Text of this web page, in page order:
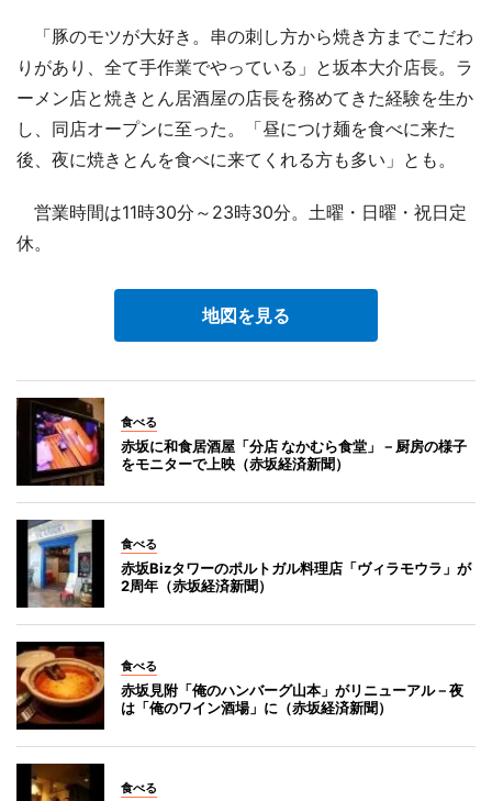
「豚のモツが大好き。串の刺し方から焼き方までこだわ
りがあり、全て手作業でやっている」と坂本大介店長。ラ
ーメン店と焼きとん居酒屋の店長を務めてきた経験を生か
し、同店オープンに至った。「昼につけ麺を食べに来た
後、夜に焼きとんを食べに来てくれる方も多い」とも。
営業時間は11時30分～23時30分。土曜・日曜・祝日定
休。
地図を見る
食べる
赤坂に和食居酒屋「分店 なかむら食堂」－厨房の様子
をモニターで上映（赤坂経済新聞）
食べる
赤坂Bizタワーのポルトガル料理店「ヴィラモウラ」が
2周年（赤坂経済新聞）
食べる
赤坂見附「俺のハンバーグ山本」がリニューアル－夜
は「俺のワイン酒場」に（赤坂経済新聞）
食べる